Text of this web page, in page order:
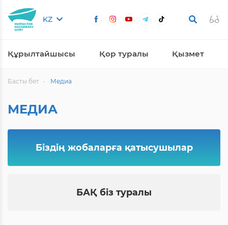
KZ
Құрылтайшысы Қор туралы Қызмет
Басты бет Медиа
МЕДИА
Біздің жобаларға қатысушылар
БАҚ біз туралы